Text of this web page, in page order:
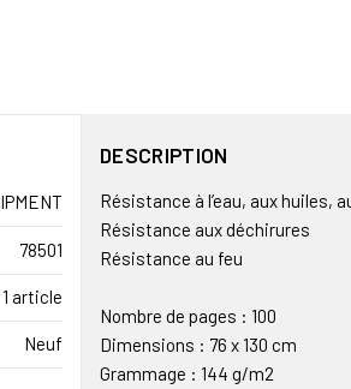
78501
1 article
Neuf
DESCRIPTION
Résistance à l’eau, aux huiles,
Résistance aux déchirures
Résistance au feu
Nombre de pages : 100
Dimensions : 76 x 130 cm
Grammage : 144 g/m2